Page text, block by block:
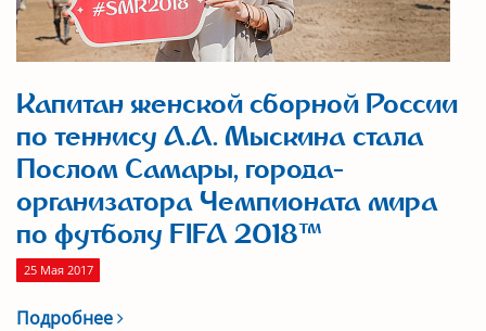
Капитан женской сборной России
по теннису А.А. Мыскина стала
Послом Самары, города-
организатора Чемпионата мира
по футболу FIFA 2018™
25 Мая 2017
Подробнее